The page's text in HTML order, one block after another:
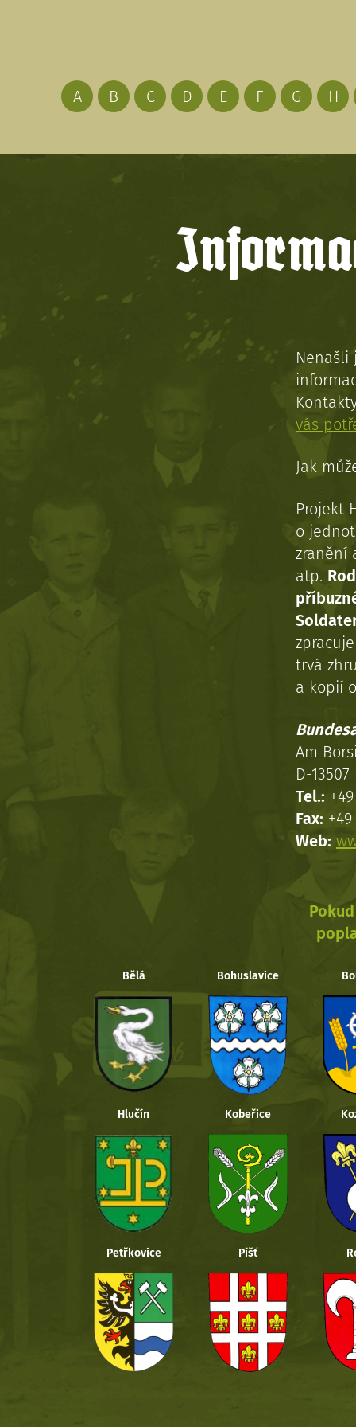
A B C D E F G H
Nenašli
vás
Jak
Projekt
o
zranění
atp.
trvá
a kopií
Am
D-
Tel.:
Fax:
Web:
Bělá Bohuslavice
Hlučín Kobeřice
Petřkovice Píšť